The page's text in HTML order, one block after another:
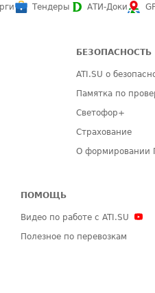
Тендеры АТИ-Доки
БЕЗОПАСНОСТЬ
ATI.SU о
Памятка по
Светофор+
Страхование
О формировании
ПОМОЩЬ
Видео по работе с ATI.SU
Полезное по перевозкам